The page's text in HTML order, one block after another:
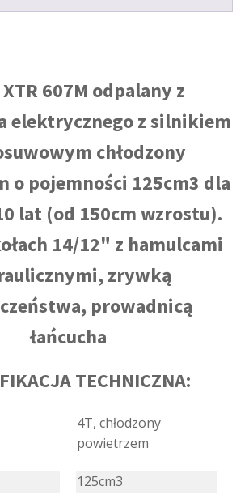
607M odpalany z
elektrycznego z silnikiem
chłodzony
o pojemności 125cm3 dla
lat (od 150cm wzrostu).
14/12" z hamulcami
zrywką
prowadnicą
łańcucha
TECHNICZNA:
4T, chłodzony
powietrzem
125cm3